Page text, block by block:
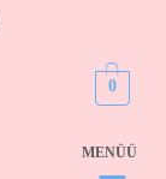
0